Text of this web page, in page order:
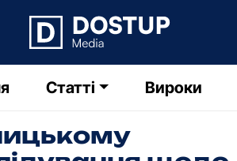
Статті Вироки